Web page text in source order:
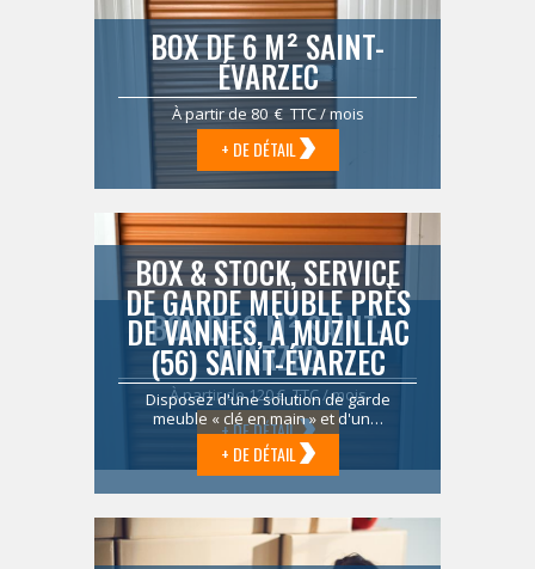
BOX DE 6 M² SAINT-
ÉVARZEC
À partir de 80 € TTC / mois
+ DE DÉTAIL
BOX DE 9 M² SAINT-
ÉVARZEC
À partir de 120 € TTC / mois
+ DE DÉTAIL
BOX & STOCK, SERVICE
DE GARDE MEUBLE PRÈS
DE VANNES, À MUZILLAC
(56) SAINT-ÉVARZEC
Disposez d'une solution de garde
meuble « clé en main » et d'un…
+ DE DÉTAIL